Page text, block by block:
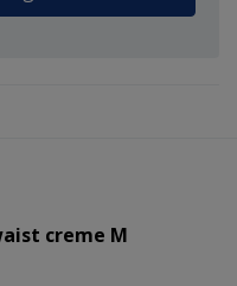
creme M